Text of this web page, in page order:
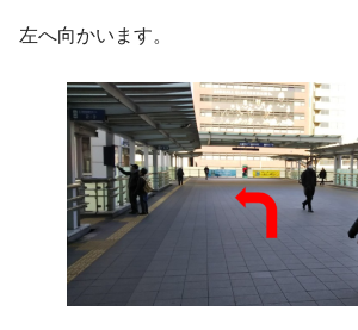
左へ向かいます。